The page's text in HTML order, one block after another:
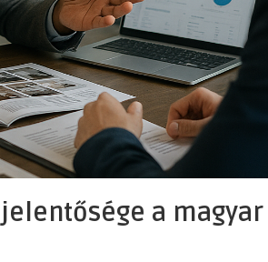
a magyar